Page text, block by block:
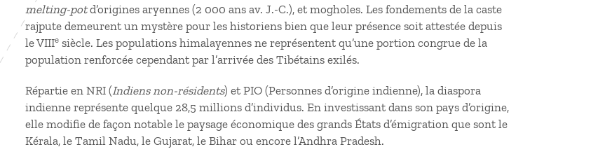
melting-potd’origines aryennes (2 000 ans av. J.-C.), et mogholes. Les fondements de la caste
rajpute demeurent un mystère pour les historiens bien que leur présence soit attestée depuis
le VIIIe siècle. Les populations himalayennes ne représentent qu’une portion congrue de la
population renforcée cependant par l’arrivée des Tibétains exilés.
Répartie en NRI (Indiens non-résidents) et PIO (Personnes d’origine indienne), la diaspora
indienne représente quelque 28,5 millions d’individus. En investissant dans son pays d’origine,
elle modifie de façon notable le paysage économique des grands États d’émigration que sont le
Kérala, le Tamil Nadu, le Gujarat, le Bihar ou encore l’Andhra Pradesh.